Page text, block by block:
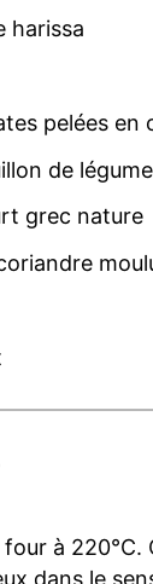
harissa
pelées en
de
grec nature
à 220°C.
dans le